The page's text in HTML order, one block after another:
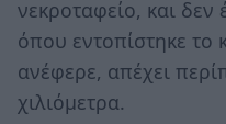
νεκροταφείο, και δεν
όπου εντοπίστηκε το
ανέφερε, απέχει
χιλιόμετρα.